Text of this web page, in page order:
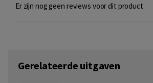
Er zijn nog geen reviews voor dit product
Gerelateerde uitgaven